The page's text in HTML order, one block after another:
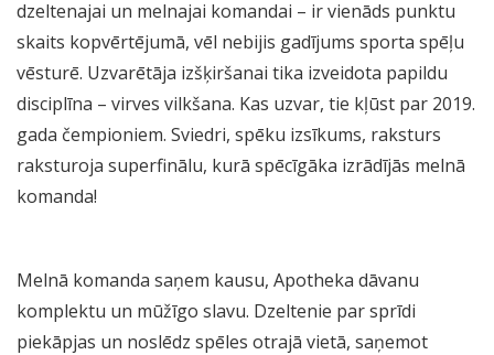
dzeltenajai un melnajai komandai – ir vienāds punktu
skaits kopvērtējumā, vēl nebijis gadījums sporta spēļu
vēsturē. Uzvarētāja izšķiršanai tika izveidota papildu
disciplīna – virves vilkšana. Kas uzvar, tie kļūst par 2019.
gada čempioniem. Sviedri, spēku izsīkums, raksturs
raksturoja superfinālu, kurā spēcīgāka izrādījās melnā
komanda!
Melnā komanda saņem kausu, Apotheka dāvanu
komplektu un mūžīgo slavu. Dzeltenie par sprīdi
piekāpjas un noslēdz spēles otrajā vietā, saņemot